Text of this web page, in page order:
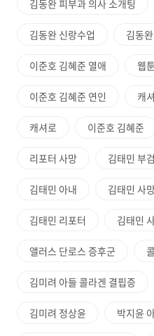
김동완 피부과 의사 소개팅
김동완 신랑수업 김동
이준호 김혜준 열애 웹
이준호 김혜준 연인 캐
캐셔로 이준호 김혜준
리포터 사망 김태민 부검
김태민 아내 김태민 사
김태민 리포터 김태민
앨러스 단로스 증후군
김미려 아들 콜라겐 결핍증
김미려 정상윤 박지윤